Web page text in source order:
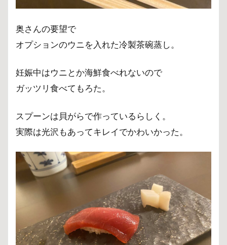
奥さんの要望で
オプションのウニを入れた冷製茶碗蒸し。
妊娠中はウニとか海鮮食べれないので
ガッツリ食べてもろた。
スプーンは貝がらで作っているらしく。
実際は光沢もあってキレイでかわいかった。